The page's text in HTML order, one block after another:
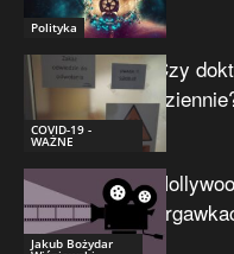
Polityka
COVID-19 -
WAŻNE
Czy
Jakub Bożydar